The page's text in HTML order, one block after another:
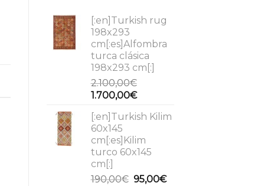
[:en]Turkish rug
198x293
cm[:es]Alfombra
turca clásica
198x293 cm[:]
2.100,00€
Original
was:
2.100,00€.
1.700,00€Current
is:
[:en]Turkish Kilim
60x145
cm[:es]Kilim
turco 60x145
cm[:]
190,00€ Original
95,00€Current